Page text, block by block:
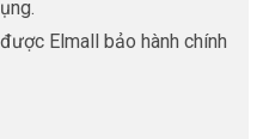
Elmall bảo hành chính